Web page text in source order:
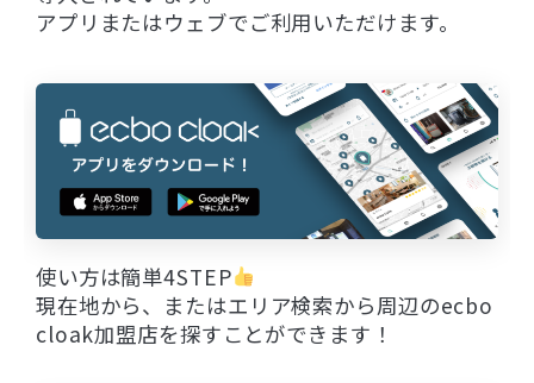
アプリまたはウェブでご利用いただけます。
使い方は簡単4STEP
現在地から、またはエリア検索から周辺のecbo
cloak加盟店を探すことができます！